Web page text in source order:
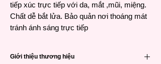
tiếp xúc trực tiếp với da, mắt ,mũi, miệng.
Chất dễ bắt lửa. Bảo quản nơi thoáng mát
tránh ánh sáng trực tiếp
Giới thiệu thương hiệu